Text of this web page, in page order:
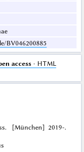
BV046200885
access· HTML
[München] 2019-.